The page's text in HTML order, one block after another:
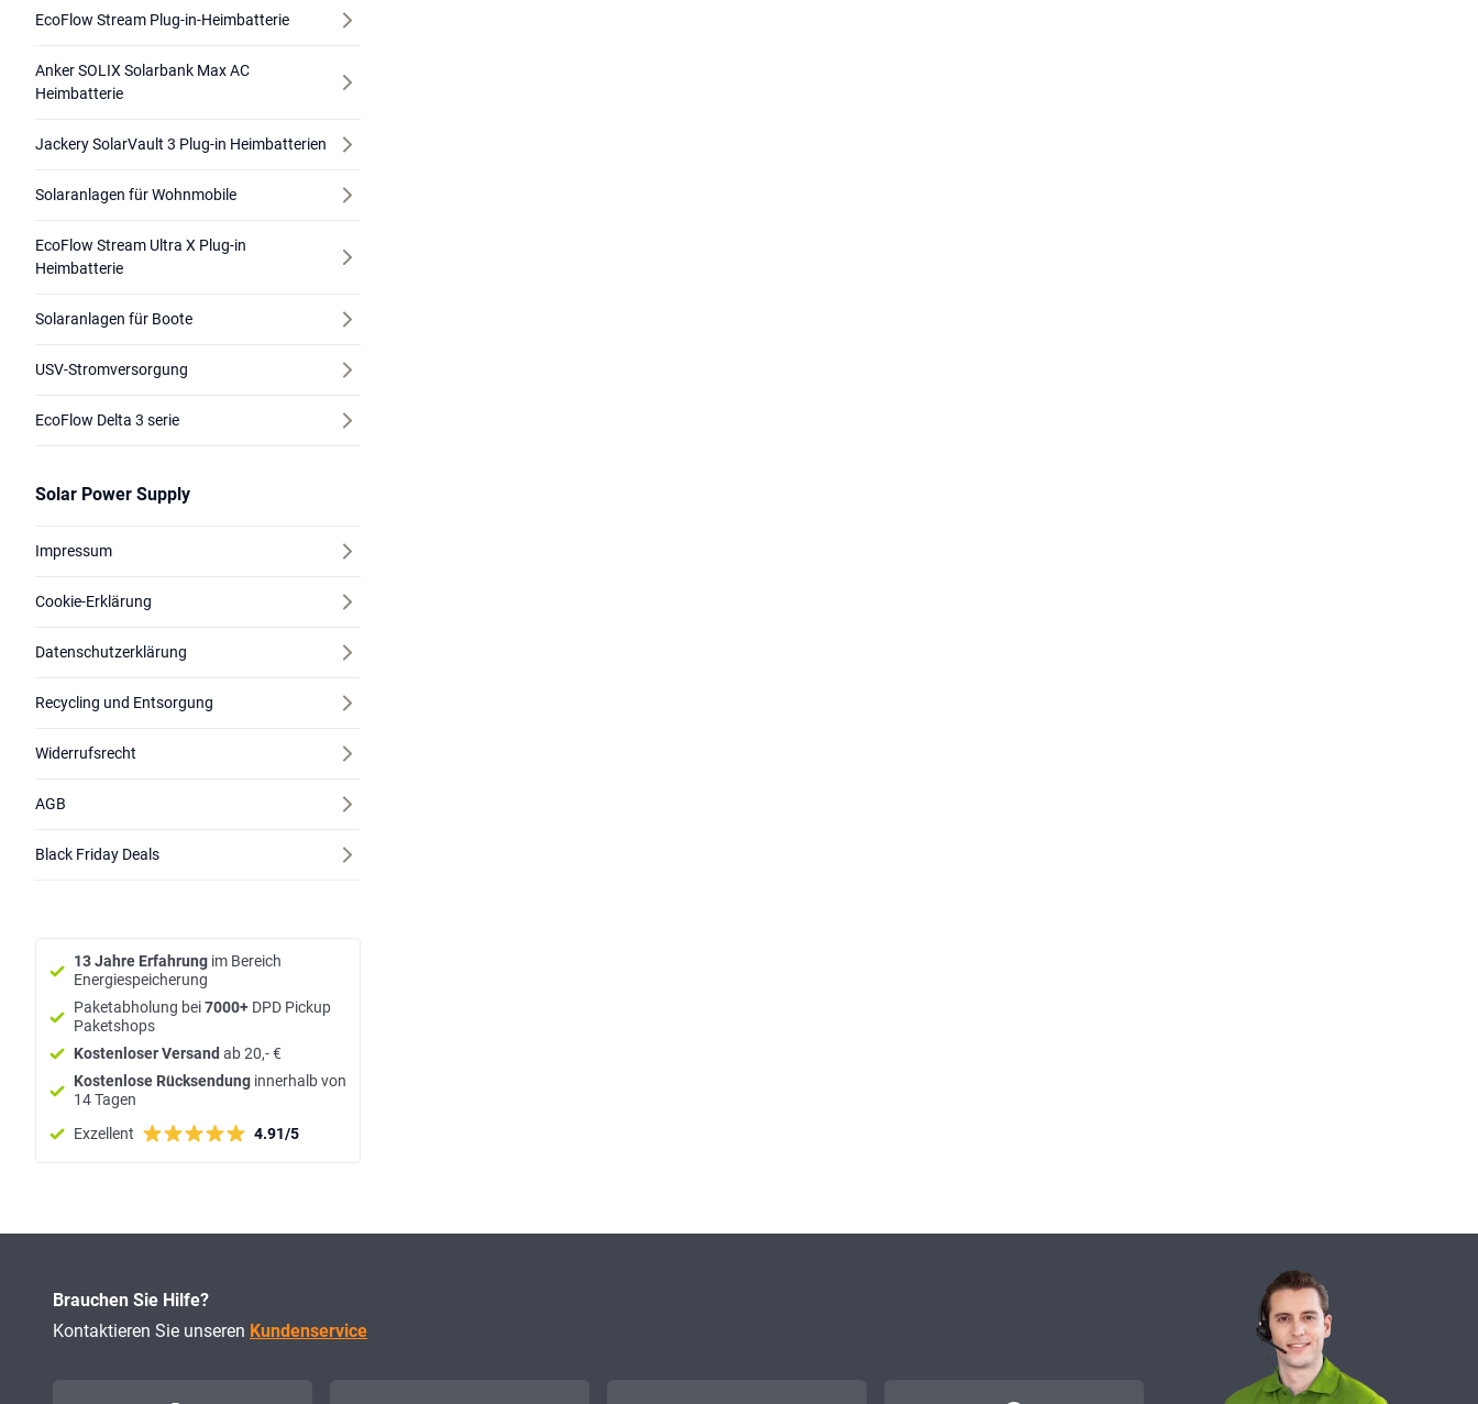
EcoFlow Stream Plug-in-Heimbatterie
Anker SOLIX Solarbank Max AC
Heimbatterie
Jackery SolarVault 3 Plug-in Heimbatterien
Solaranlagen für Wohnmobile
EcoFlow Stream Ultra X Plug-in
Heimbatterie
Solaranlagen für Boote
USV-Stromversorgung
EcoFlow Delta 3 serie
Solar Power Supply
Impressum
Cookie-Erklärung
Datenschutzerklärung
Recycling und Entsorgung
Widerrufsrecht
AGB
Black Friday Deals
13 Jahre Erfahrung im Bereich
Energiespeicherung
Paketabholung bei7000+ DPD Pickup
Paketshops
Kostenloser Versand ab 20,- €
Kostenlose Rücksendung innerhalb von
14 Tagen
Exzellent
4.91/5
Brauchen Sie Hilfe?
Kontaktieren Sie unseren Kundenservice